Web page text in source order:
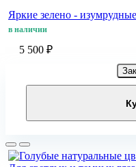
Яркие зелено -
в наличии
5 500 ₽